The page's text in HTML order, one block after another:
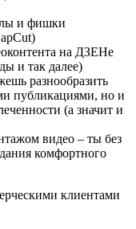
и фишки
на ДЗЕНе
и так далее)
разнообразить
публикациями, но и
(а значит и
видео – ты без
комфортного
клиентами